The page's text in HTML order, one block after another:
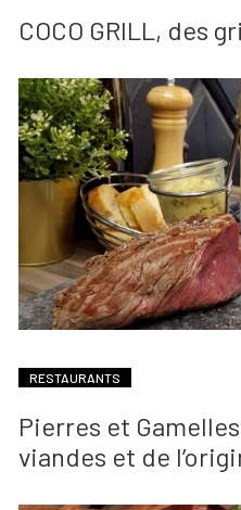
COCO GRILL, des
RESTAURANTS
Pierres et
viandes et de